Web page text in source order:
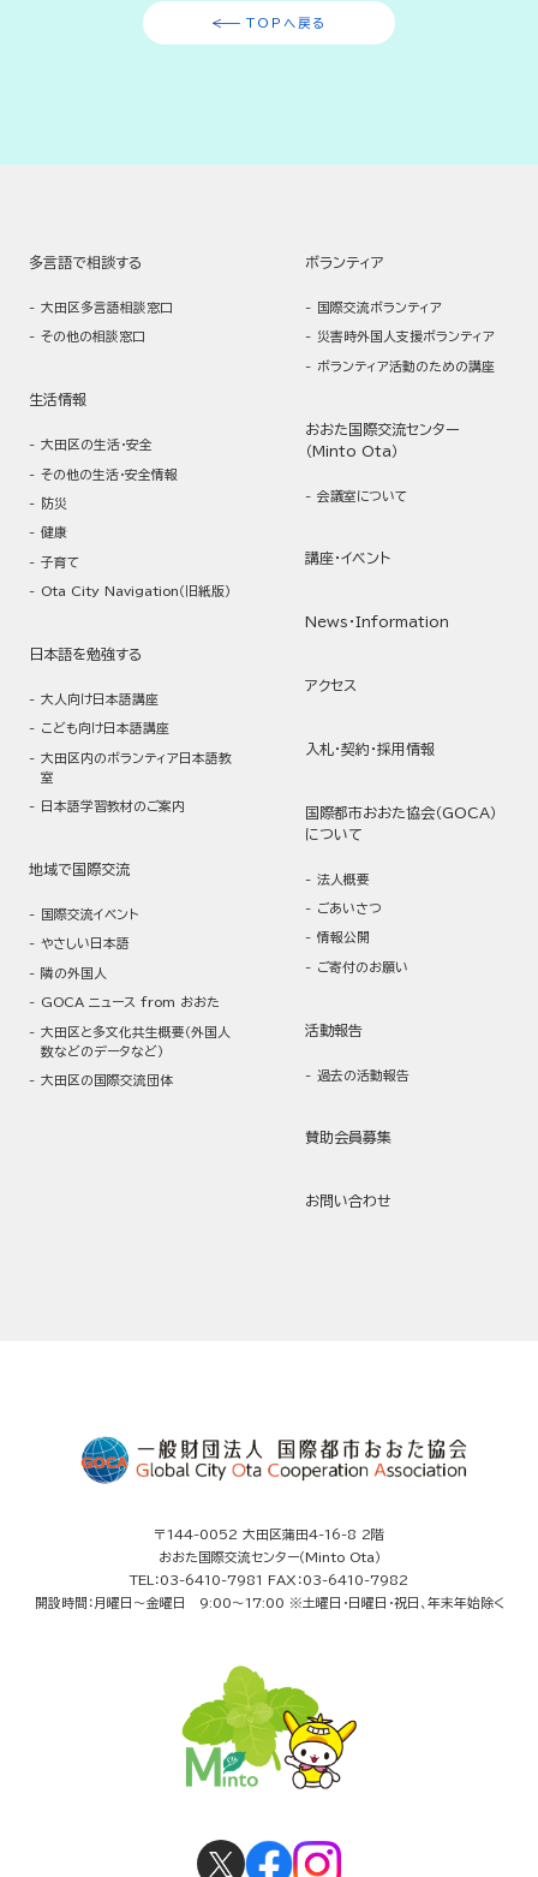
TOPへ戻る
多言語で相談する
大田区多言語相談窓口
その他の相談窓口
生活情報
大田区の生活・安全
その他の生活・安全情報
防災
健康
子育て
Ota City Navigation（旧紙版）
日本語を勉強する
大人向け日本語講座
こども向け日本語講座
大田区内のボランティア日本語教
室
日本語学習教材のご案内
地域で国際交流
国際交流イベント
やさしい日本語
隣の外国人
GOCA ニュース from おおた
大田区と多文化共生概要（外国人
数などのデータなど）
大田区の国際交流団体
ボランティア
国際交流ボランティア
災害時外国人支援ボランティア
ボランティア活動のための講座
おおた国際交流センター
（Minto Ota）
会議室について
講座・イベント
News・Information
アクセス
入札・契約・採用情報
国際都市おおた協会（GOCA）
について
法人概要
ごあいさつ
情報公開
ご寄付のお願い
活動報告
過去の活動報告
賛助会員募集
お問い合わせ
〒144-0052 大田区蒲田4-16-8 2階
おおた国際交流センター（Minto Ota）
TEL：03-6410-7981 FAX：03-6410-7982
開設時間：月曜日～金曜日 9:00～17:00 ※土曜日・日曜日・祝日、年末年始除く